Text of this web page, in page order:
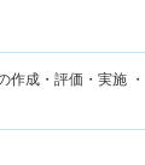
作成・評価・実施 ・